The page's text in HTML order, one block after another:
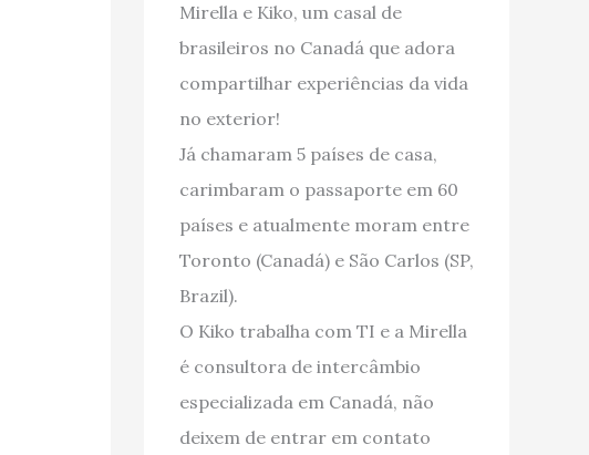
Mirella e Kiko, um casal de
brasileiros no Canadá que adora
compartilhar experiências da vida
no exterior!
Já chamaram 5 países de casa,
carimbaram o passaporte em 60
países e atualmente moram entre
Toronto (Canadá) e São Carlos (SP,
Brazil).
O Kiko trabalha com TI e a Mirella
é consultora de intercâmbio
especializada em Canadá, não
deixem de entrar em contato